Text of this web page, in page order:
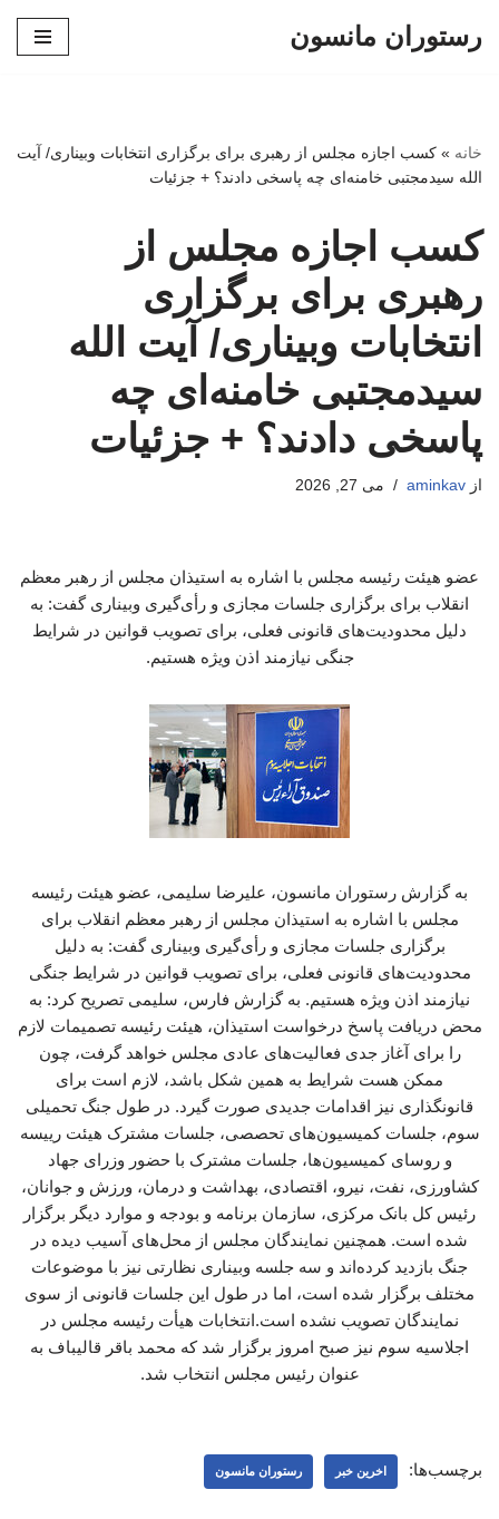
رستوران مانسون
خانه » کسب اجازه مجلس از رهبری برای برگزاری انتخابات وبیناری/ آیت
الله سیدمجتبی خامنه‌ای چه پاسخی دادند؟ + جزئیات
کسب اجازه مجلس از
رهبری برای برگزاری
انتخابات وبیناری/ آیت الله
سیدمجتبی خامنه‌ای چه
پاسخی دادند؟ + جزئیات
از aminkav می 27, 2026
عضو هیئت رئیسه مجلس با اشاره به استیذان مجلس از رهبر معظم
انقلاب برای برگزاری جلسات مجازی و رأی‌گیری وبیناری گفت: به
دلیل محدودیت‌های قانونی فعلی، برای تصویب قوانین در شرایط
جنگی نیازمند اذن ویژه هستیم.
به گزارش رستوران مانسون، علیرضا سلیمی، عضو هیئت رئیسه
مجلس با اشاره به استیذان مجلس از رهبر معظم انقلاب برای
برگزاری جلسات مجازی و رأی‌گیری وبیناری گفت: به دلیل
محدودیت‌های قانونی فعلی، برای تصویب قوانین در شرایط جنگی
نیازمند اذن ویژه هستیم. به گزارش فارس، سلیمی تصریح کرد: به
محض دریافت پاسخ درخواست استیذان، هیئت رئیسه تصمیمات لازم
را برای آغاز جدی فعالیت‌های عادی مجلس خواهد گرفت، چون
ممکن هست شرایط به همین شکل باشد، لازم است برای
قانونگذاری نیز اقدامات جدیدی صورت گیرد. در طول جنگ تحمیلی
سوم، جلسات کمیسیون‌های تحصصی، جلسات مشترک هیئت رییسه
و روسای کمیسیون‌ها، جلسات مشترک با حضور وزرای جهاد
کشاورزی، نفت، نیرو، اقتصادی، بهداشت و درمان، ورزش و جوانان،
رئیس کل بانک مرکزی، سازمان برنامه و بودجه و موارد دیگر برگزار
شده است. همچنین نمایندگان مجلس از محل‌های آسیب دیده در
جنگ بازدید کرده‌اند و سه جلسه وبیناری ‌نظارتی نیز با موضوعات
مختلف برگزار شده است، اما در طول این جلسات قانونی از سوی
نمایندگان تصویب نشده است.انتخابات هیأت‌ رئیسه مجلس در
اجلاسیه سوم نیز صبح امروز برگزار شد که محمد باقر قالیباف به
عنوان رئیس مجلس انتخاب شد.
برچسب‌ها: اخرین خبر رستوران مانسون